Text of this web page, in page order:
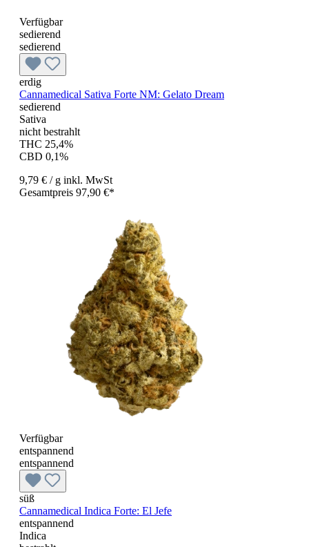
Verfügbar
sedierend
sedierend
erdig
Cannamedical Sativa Forte NM: Gelato Dream
sedierend
Sativa
nicht bestrahlt
THC 25,4%
CBD 0,1%
9,79 € / g inkl. MwSt
Gesamtpreis 97,90 €*
Verfügbar
entspannend
entspannend
süß
Cannamedical Indica Forte: El Jefe
entspannend
Indica